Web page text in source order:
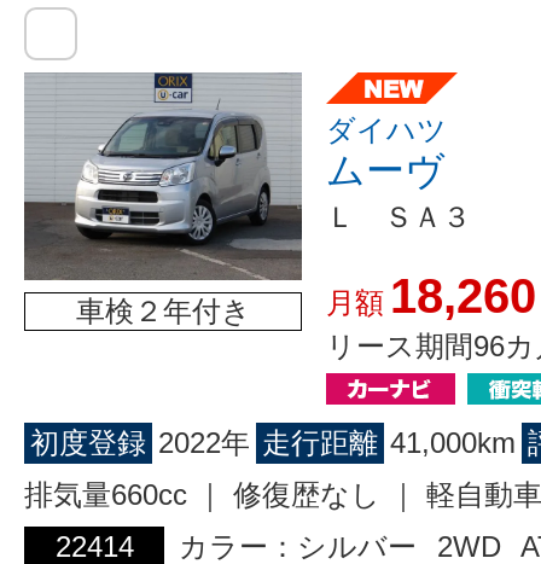
車検２年付き
ダイハツ
ムーヴ
Ｌ ＳＡ３
月額 18,260
リース期間96
初度登録 2022年 走行距離 41,000km
排気量660cc ｜ 修復歴なし ｜ 軽自動車
22414
カラー：シルバー 2WD